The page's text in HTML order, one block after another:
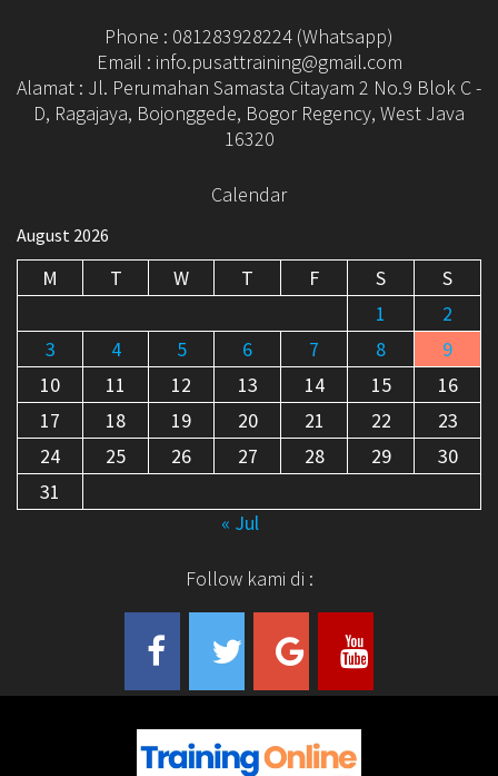
Phone : 081283928224 (Whatsapp)
Email : info.pusattraining@gmail.com
Alamat : Jl. Perumahan Samasta Citayam 2 No.9 Blok C -
D, Ragajaya, Bojonggede, Bogor Regency, West Java
16320
Calendar
August 2026
M T W T F S
S
1
2
3
4 5 6 7 8
9
10
11 12 13 14 15
16
17
18 19 20 21 22
23
24
25 26 27 28 29
30
31
« Jul
Follow kami di :